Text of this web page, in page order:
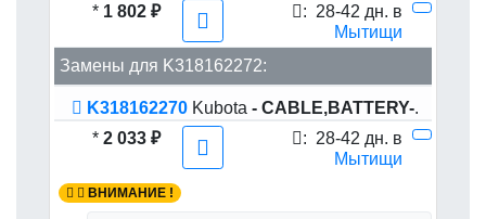
* 1 802 ₽ : 28-42 дн. в
Мытищи
Замены для K318162272:
K318162270 Kubota - CABLE,BATTERY-.
* 2 033 ₽ : 28-42 дн. в
Мытищи
ВНИМАНИЕ !